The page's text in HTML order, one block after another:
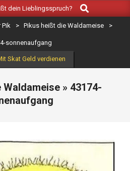
dein Lieblingsspruch?
Search
Pik > Pikus heißt die Waldameise >
sonnenaufgang
Skat Geld verdienen
» 43174-